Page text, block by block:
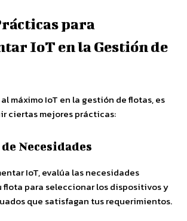
para
IoT en la Gestión de
máximo IoT en la gestión de flotas, es
ciertas mejores prácticas:
Necesidades
IoT, evalúa las necesidades
flota para seleccionar los dispositivos y
que satisfagan tus requerimientos.